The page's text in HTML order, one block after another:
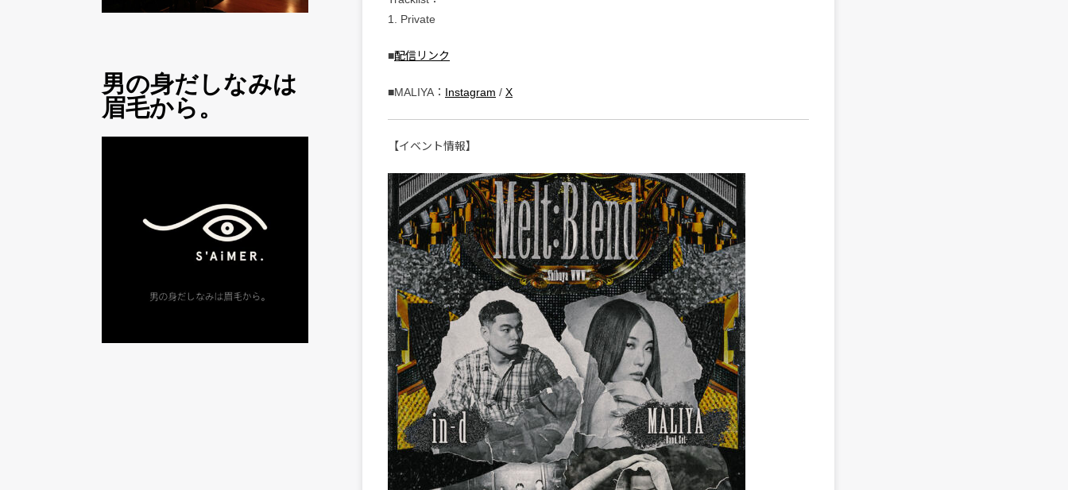
男の身だしなみは
眉毛から。
1. Private
■配信リンク
■MALIYA： Instagram / X
【イベント情報】